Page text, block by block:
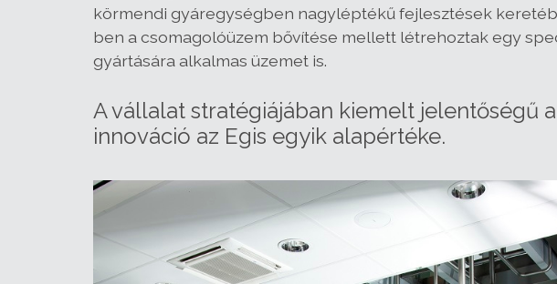
körmendi gyáregységben nagyléptékű fejlesztések
ben a csomagolóüzem bővítése mellett létrehoztak egy
gyártására alkalmas üzemet is.
A vállalat stratégiájában kiemelt jelentőségű
innováció az Egis egyik alapértéke.